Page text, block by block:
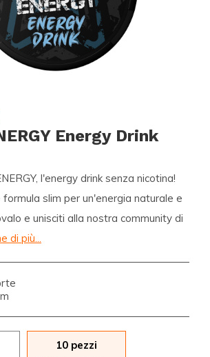
Energy Drink
l'energy drink senza nicotina!
slim per un'energia naturale e
e unisciti alla nostra community di
di più...
10 pezzi